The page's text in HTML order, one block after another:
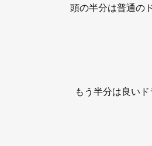
頭の半分は普通の
もう半分は良い